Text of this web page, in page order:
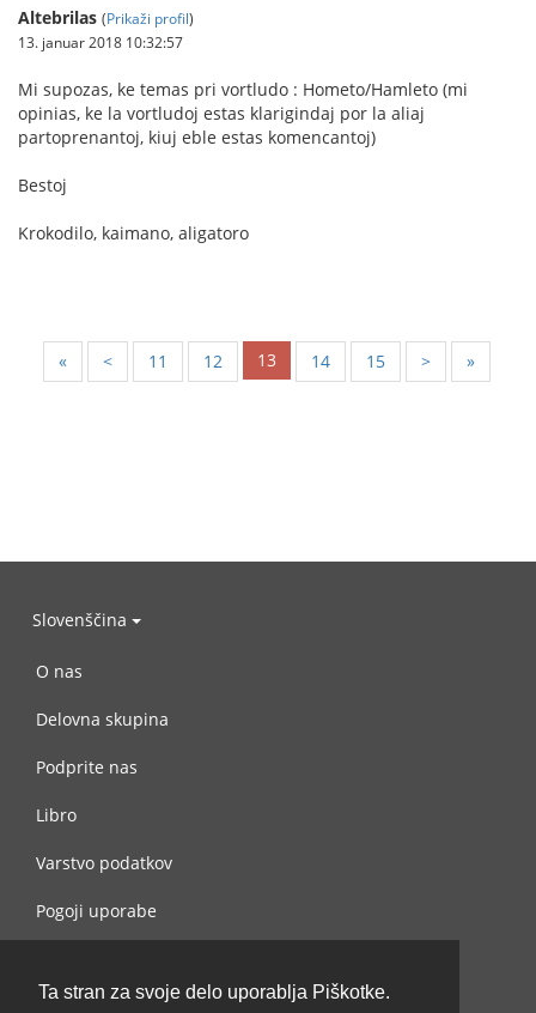
Ta stran za svoje delo uporablja Piškotke.
Altebrilas (Prikaži profil)
13. januar 2018 10:32:57
Mi supozas, ke temas pri vortludo : Hometo/Hamleto (mi
opinias, ke la vortludoj estas klarigindaj por la aliaj
partoprenantoj, kiuj eble estas komencantoj)
Bestoj
Krokodilo, kaimano, aligatoro
« < 11 12 13 14 15 > »
Slovenščina
O nas
Delovna skupina
Podprite nas
Libro
Varstvo podatkov
Pogoji uporabe